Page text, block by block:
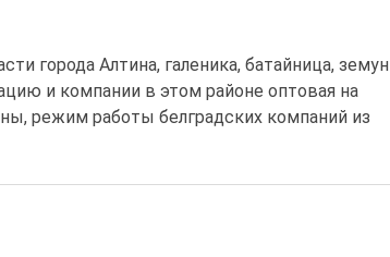
города Алтина, галеника, батайница, земун
и компании в этом районе оптовая на
режим работы белградских компаний из